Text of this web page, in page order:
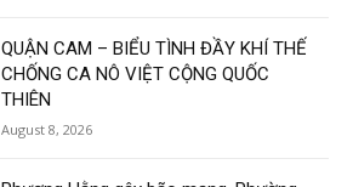
QUẬN CAM – BIỂU TÌNH ĐẦY KHÍ THẾ
CHỐNG CA NÔ VIỆT CỘNG QUỐC
THIÊN
August 8, 2026